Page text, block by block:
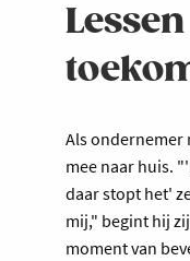
Als ondernemer
mee naar huis.
daar stopt het'
mij," begint hij
moment van